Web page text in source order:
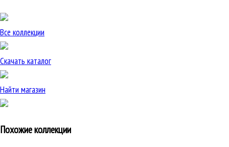
Все коллекции
Скачать каталог
Найти магазин
Похожие коллекции